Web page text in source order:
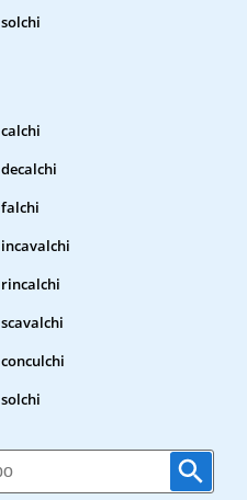
solchi
calchi
decalchi
falchi
incavalchi
rincalchi
scavalchi
conculchi
solchi